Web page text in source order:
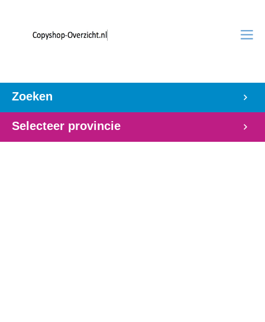
Zoeken
Selecteer provincie